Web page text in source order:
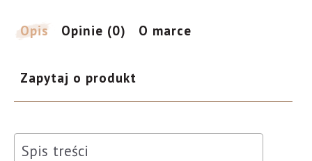
Opis Opinie (0) O marce
Zapytaj o produkt
Spis treści